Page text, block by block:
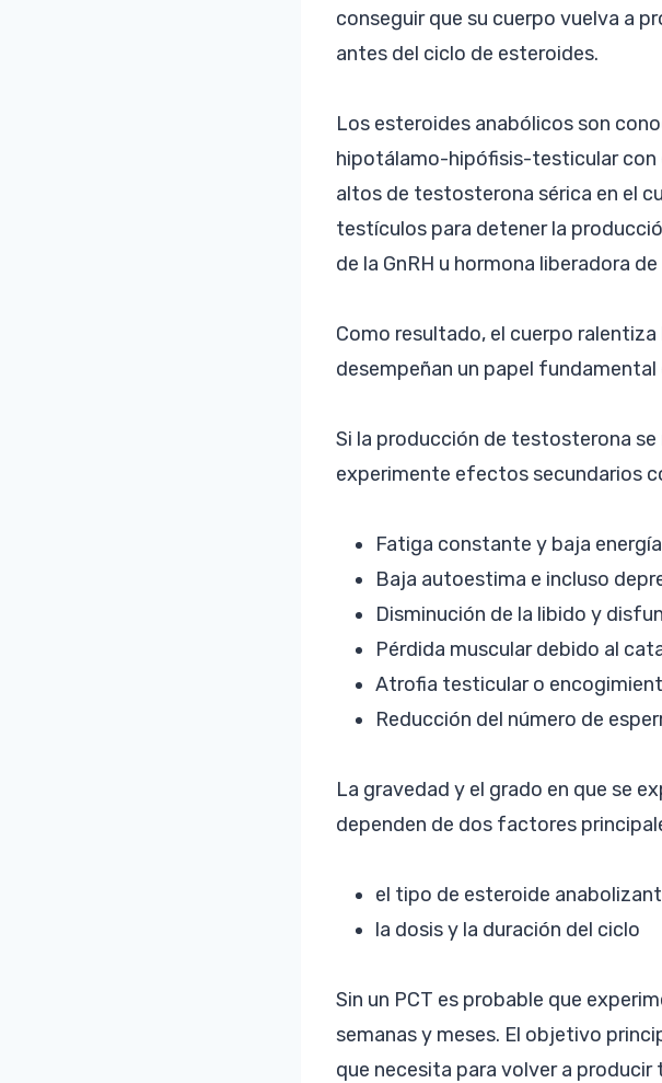
conseguir que su cuerpo vuelva a
antes del ciclo de esteroides.
Los esteroides anabólicos son
hipotálamo-hipófisis-testicular con
altos de testosterona sérica en el
testículos para detener la
de la GnRH u hormona liberadora
Como resultado, el cuerpo
desempeñan un papel
Si la producción de testosterona
experimente efectos secundarios
Fatiga constante y baja energía
Baja autoestima e incluso
Disminución de la libido y
Pérdida muscular debido al
Atrofia testicular o
Reducción del número de
La gravedad y el grado en que se
dependen de dos factores
el tipo de esteroide
la dosis y la duración del ciclo
Sin un PCT es probable que
semanas y meses. El objetivo
que necesita para volver a